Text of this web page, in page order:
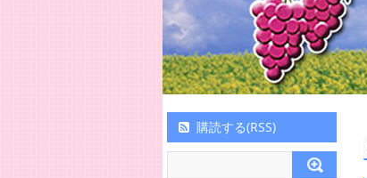
購読する(RSS)